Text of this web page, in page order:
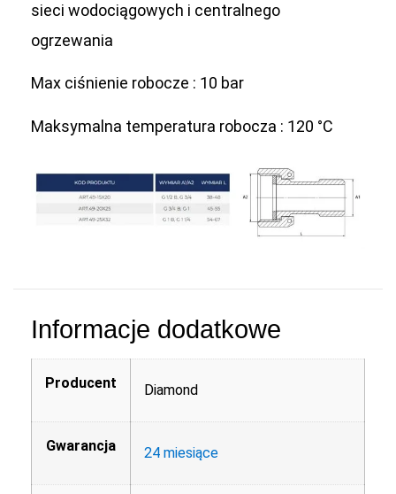
sieci wodociągowych i centralnego
ogrzewania
Max ciśnienie robocze : 10 bar
Maksymalna temperatura robocza : 120 °C
Informacje dodatkowe
Producent Diamond
Gwarancja 24 miesiące